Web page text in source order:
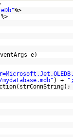
%>
%>
e)
) +